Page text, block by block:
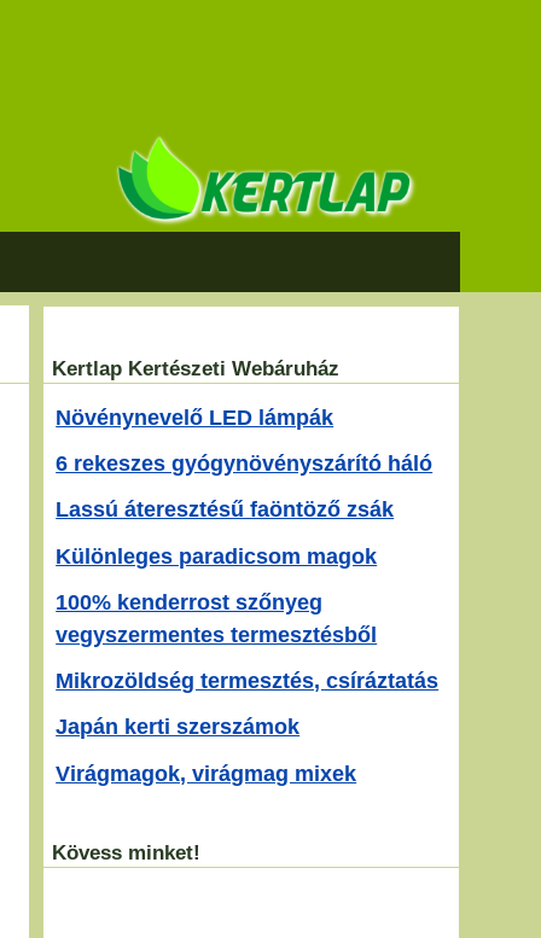
Kertlap Kertészeti Webáruház
Növénynevelő LED lámpák
6 rekeszes gyógynövényszárító háló
Lassú áteresztésű faöntöző zsák
Különleges paradicsom magok
100% kenderrost szőnyeg
vegyszermentes termesztésből
Mikrozöldség termesztés, csíráztatás
Japán kerti szerszámok
Virágmagok, virágmag mixek
Kövess minket!